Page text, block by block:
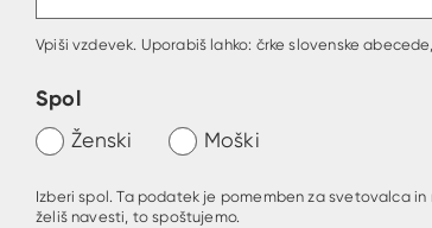
Vpiši vzdevek. Uporabiš lahko: črke slovenske
Spol
Ženski Moški
Izberi spol. Ta podatek je pomemben za svetovalca
želiš navesti, to spoštujemo.